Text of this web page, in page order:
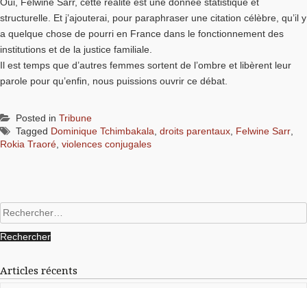
structurelle. Et j’ajouterai, pour paraphraser une citation célèbre, qu’il y
a quelque chose de pourri en France dans le fonctionnement des
institutions et de la justice familiale.
Il est temps que d’autres femmes sortent de l’ombre et libèrent leur
parole pour qu’enfin, nous puissions ouvrir ce débat.
Posted in Tribune
Tagged Dominique Tchimbakala droits parentaux Felwine Sarr
Rokia Traoré violences conjugales
Rechercher :
Articles récents